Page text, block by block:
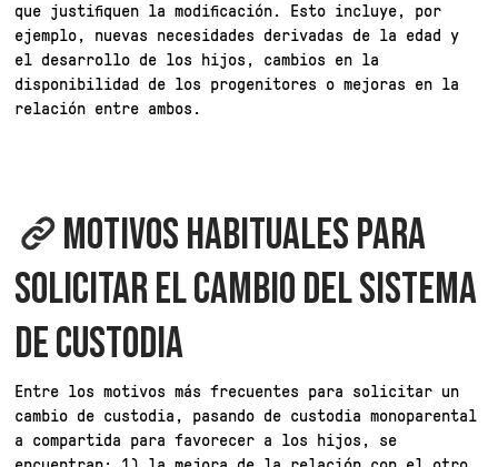
que justifiquen la modificación. Esto incluye, por
ejemplo, nuevas necesidades derivadas de la edad y
el desarrollo de los hijos, cambios en la
disponibilidad de los progenitores o mejoras en la
relación entre ambos.
MOTIVOS HABITUALES PARA
SOLICITAR EL CAMBIO DEL SISTEMA
DE CUSTODIA
Entre los motivos más frecuentes para solicitar un
cambio de custodia, pasando de custodia monoparental
a compartida para favorecer a los hijos, se